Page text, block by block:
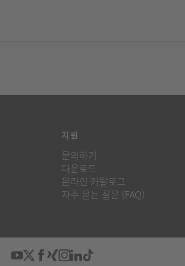
지원
문의하기
다운로드
온라인 카탈로그
자주 묻는 질문 (FAQ)